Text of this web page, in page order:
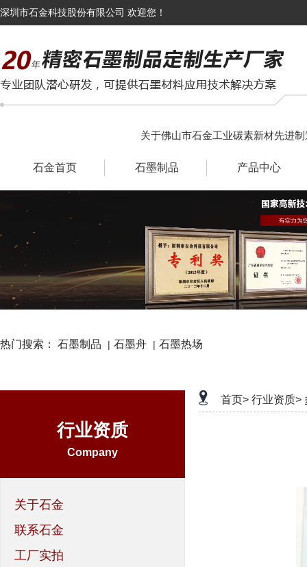
深圳市石金科技股份有限公司 欢迎您！
关于佛山市石金工业碳素新材先进
石金首页 石墨制品 产品中心
热门搜索： 石墨制品 | 石墨舟 | 石墨热场
行业资质
Company
关于石金
联系石金
工厂实拍
首页> 行业资质>